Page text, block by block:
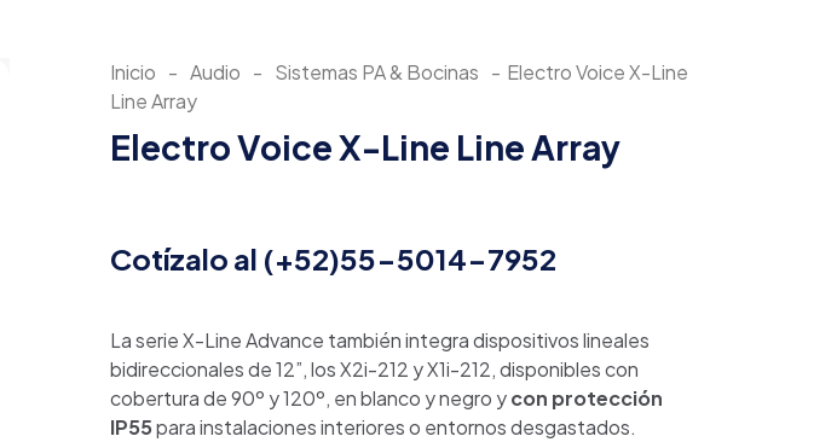
Inicio - Audio - Sistemas PA & Bocinas - Electro Voice X-Line
Line Array
Electro Voice X-Line Line Array
Cotízalo al (+52)55-5014-7952
La serie X-Line Advance también integra dispositivos lineales
bidireccionales de 12”, los X2i-212 y X1i-212, disponibles con
cobertura de 90º y 120º, en blanco y negro ycon protección
IP55para instalaciones interiores o entornos desgastados.